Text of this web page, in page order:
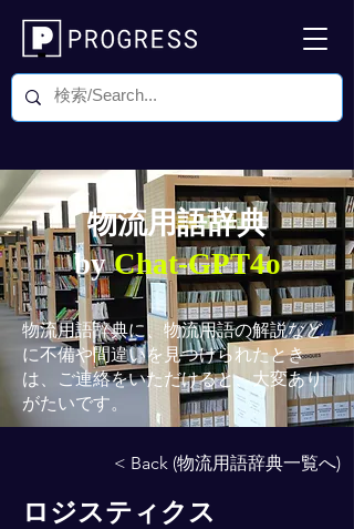
物流用語辞典
byChat-GPT4o
物流用語辞典に、物流用語の解説など
に不備や間違いを見つけられたとき
は、ご連絡をいただけると、大変あり
がたいです。
< Back (物流用語辞典一覧へ)
ロジスティクス